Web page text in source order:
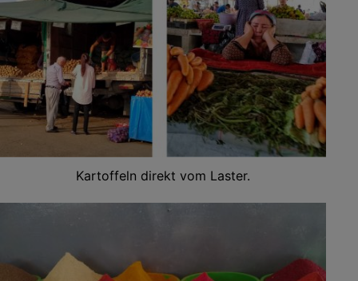
Kartoffeln direkt vom Laster.